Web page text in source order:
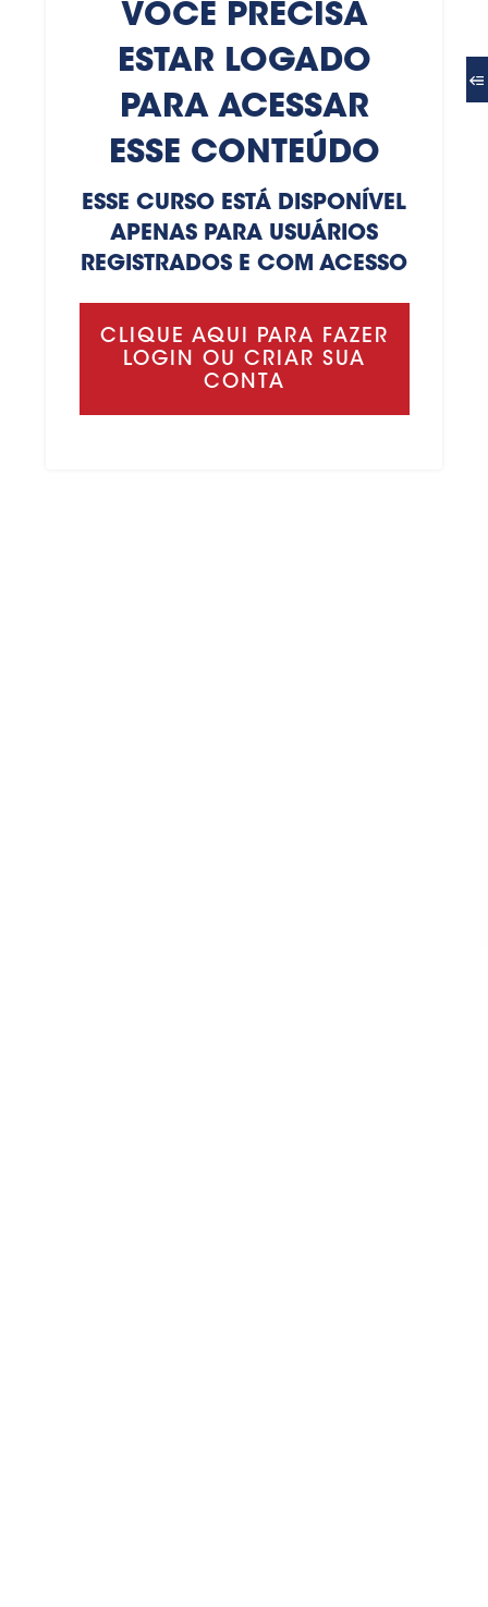
VOCÊ PRECISA
ESTAR LOGADO
PARA ACESSAR
ESSE CONTEÚDO
ESSE CURSO ESTÁ DISPONÍVEL
APENAS PARA USUÁRIOS
REGISTRADOS E COM ACESSO
CLIQUE AQUI PARA FAZER
LOGIN OU CRIAR SUA
CONTA